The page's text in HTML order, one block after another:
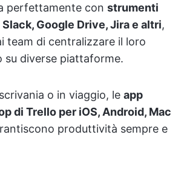
perfettamente con strumenti
Google Drive, Jira e altri,
team di centralizzare il loro
su diverse piattaforme.
o in viaggio, le app
di Trello per iOS, Android, Mac
produttività sempre e